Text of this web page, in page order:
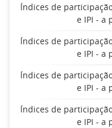
Índices de
e IPI - a
Índices de
e IPI - a
Índices de
e IPI - a
Índices de
e IPI - a